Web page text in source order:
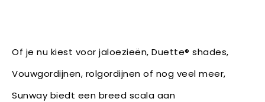
Of je nu kiest voor jaloezieën, Duette® shades,
Vouwgordijnen, rolgordijnen of nog veel meer,
Sunway biedt een breed scala aan